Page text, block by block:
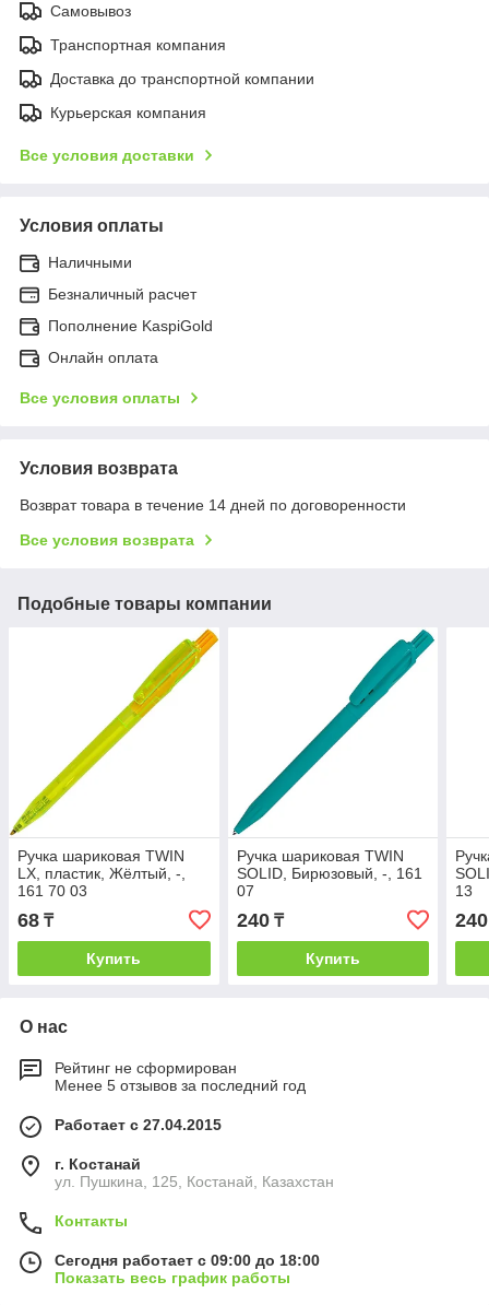
Самовывоз
Транспортная компания
Доставка до транспортной компании
Курьерская компания
Все условия доставки
Условия оплаты
Наличными
Безналичный расчет
Пополнение KaspiGold
Онлайн оплата
Все условия оплаты
Условия возврата
Возврат товара в течение 14 дней по договоренности
Все условия возврата
Подобные товары компании
Ручка шариковая TWIN
LX, пластик, Жёлтый, -,
161 70 03
68 ₸
Купить
Ручка шариковая TWIN
SOLID, Бирюзовый, -, 161
07
240₸
Купить
13
240
О нас
Рейтинг не сформирован
Менее 5 отзывов за последний год
Работает с 27.04.2015
г. Костанай
ул. Пушкина, 125, Костанай, Казахстан
Контакты
Сегодня работает с 09:00 до 18:00
Показать весь график работы